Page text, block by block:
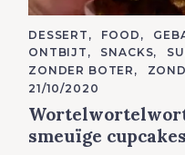
C
A
T
E
G
O
R
I
S
DESSERT FOOD
ONTBIJT
SNACKS
ZONDER BOTER
21/10/2020
smeuïge cupcakes